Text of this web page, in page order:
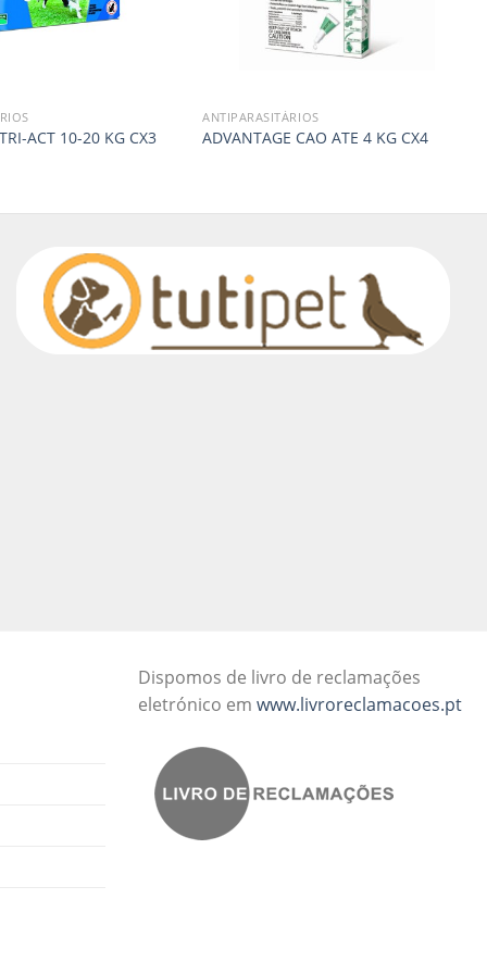
ACT 10-20 KG CX3
ANTIPARASITÁRIOS
ADVANTAGE CAO ATE 4 KG CX4
Dispomos de livro de reclamações
eletrónico em www.livroreclamacoes.pt